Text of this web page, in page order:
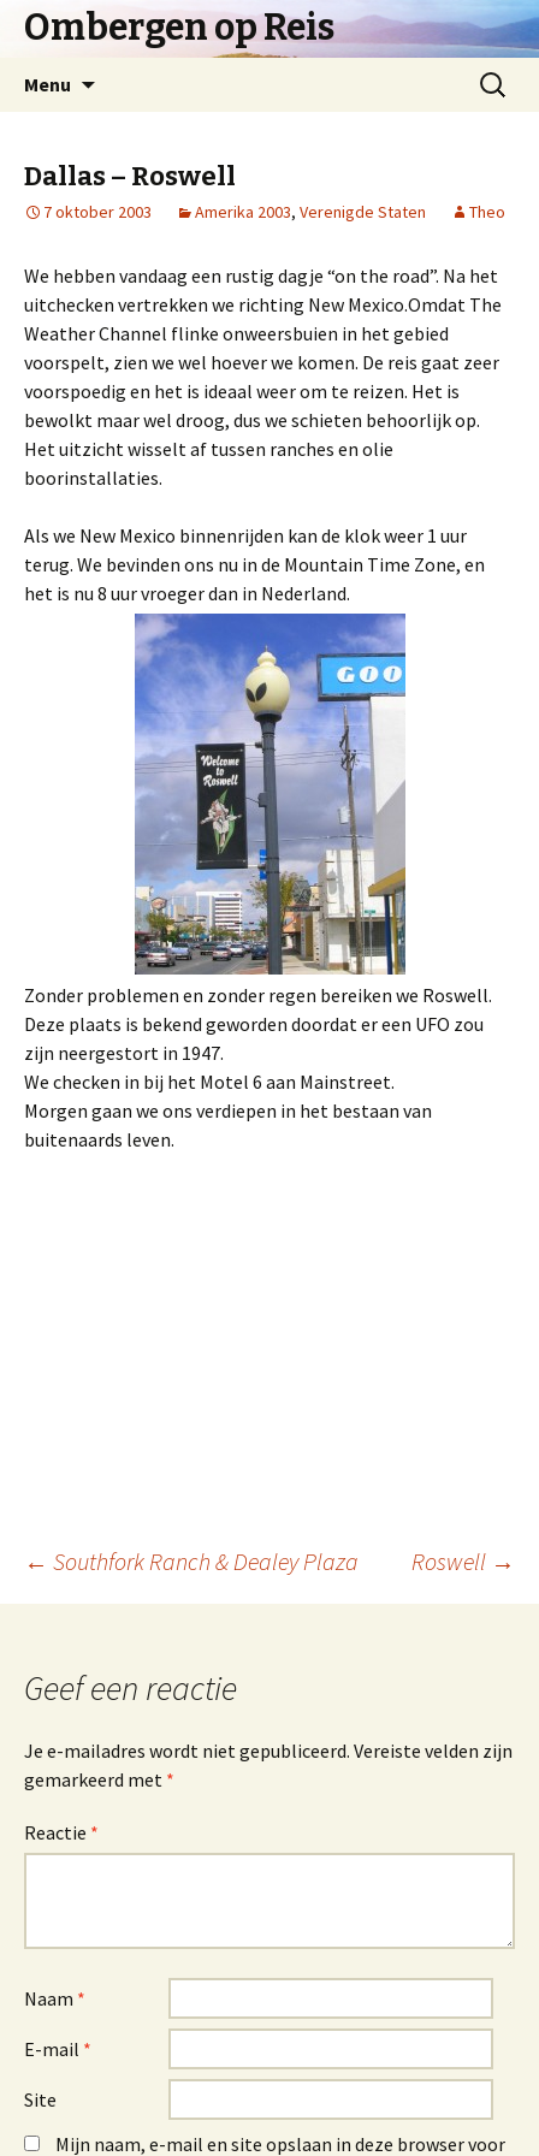
Ombergen op Reis
Menu
Zoeken
naar:
Dallas – Roswell
7 oktober 2003 Amerika 2003, Verenigde Staten Theo
We hebben vandaag een rustig dagje “on the road”. Na het
uitchecken vertrekken we richting New Mexico.Omdat The
Weather Channel flinke onweersbuien in het gebied
voorspelt, zien we wel hoever we komen. De reis gaat zeer
voorspoedig en het is ideaal weer om te reizen. Het is
bewolkt maar wel droog, dus we schieten behoorlijk op.
Het uitzicht wisselt af tussen ranches en olie
boorinstallaties.
Als we New Mexico binnenrijden kan de klok weer 1 uur
terug. We bevinden ons nu in de Mountain Time Zone, en
het is nu 8 uur vroeger dan in Nederland.
Zonder problemen en zonder regen bereiken we Roswell.
Deze plaats is bekend geworden doordat er een UFO zou
zijn neergestort in 1947.
We checken in bij het Motel 6 aan Mainstreet.
Morgen gaan we ons verdiepen in het bestaan van
buitenaards leven.
Berichtnavigatie
← Southfork Ranch & Dealey Plaza Roswell →
Geef een reactie
Je e-mailadres wordt niet gepubliceerd. Vereiste velden zijn
gemarkeerd met *
Reactie *
Naam *
E-mail *
Site
Mijn naam, e-mail en site opslaan in deze browser voor